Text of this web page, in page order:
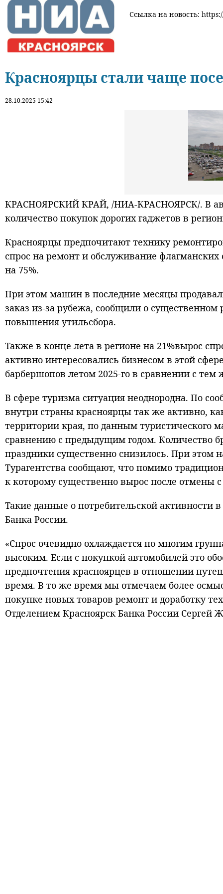
Ссылка на новость:
Красноярцы стали чаще
28.10.2025 15:42
КРАСНОЯРСКИЙ КРАЙ, /НИА-КРАСНОЯРСК/. В
количество покупок дорогих гаджетов в
Красноярцы предпочитают технику
спрос на ремонт и обслуживание
на 75%.
При этом машин в последние месяцы
заказ из-за рубежа, сообщили о
повышения утильсбора.
Также в конце лета в регионе на 21%вырос
активно интересовались бизнесом в этой
барбершопов летом 2025-го в сравнении с
В сфере туризма ситуация неоднородна. По
внутри страны красноярцы так же активно,
территории края, по данным туристического
сравнению с предыдущим годом. Количество
праздники существенно снизилось. При этом
Турагентства сообщают, что помимо
к которому существенно вырос после отмены
Такие данные о потребительской активности
Банка России.
«Спрос очевидно охлаждается по многим
высоким. Если с покупкой автомобилей это
предпочтения красноярцев в отношении
время. В то же время мы отмечаем более
покупке новых товаров ремонт и доработку
Отделением Красноярск Банка России Сергей